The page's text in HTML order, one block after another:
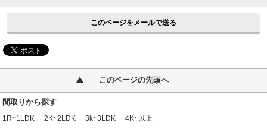
このページをメールで送る
このページの先頭へ
間取りから探す
1R~1LDK 2K~2LDK 3k~3LDK 4K~以上